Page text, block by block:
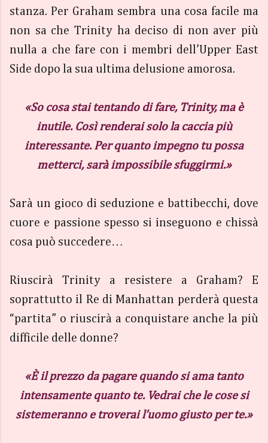
stanza. Per Graham sembra una cosa facile ma
non sa che Trinity ha deciso di non aver più
nulla a che fare con i membri dell’Upper East
Side dopo la sua ultima delusione amorosa.
«So cosa stai tentando di fare, Trinity, ma è
inutile. Così renderai solo la caccia più
interessante. Per quanto impegno tu possa
metterci, sarà impossibile sfuggirmi.»
Sarà un gioco di seduzione e battibecchi, dove
cuore e passione spesso si inseguono e chissà
cosa può succedere…
Riuscirà Trinity a resistere a Graham? E
soprattutto il Re di Manhattan perderà questa
“partita” o riuscirà a conquistare anche la più
difficile delle donne?
«È il prezzo da pagare quando si ama tanto
intensamente quanto te. Vedrai che le cose si
sistemeranno e troverai l’uomo giusto per te.»